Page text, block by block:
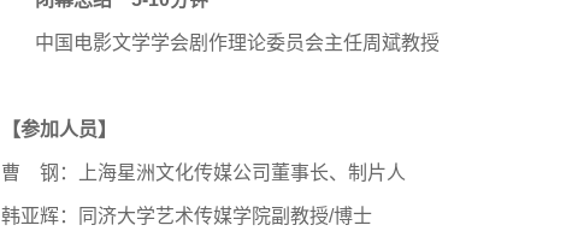
中国电影文学学会剧作理论委员会主任周斌教授
【参加人员】
曹 钢：上海星洲文化传媒公司董事长、制片人
韩亚辉：同济大学艺术传媒学院副教授/博士